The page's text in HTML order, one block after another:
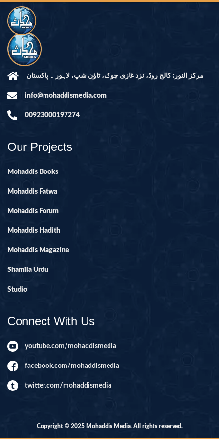
مرکز النور: کالج روڈ، نزد غازی چوک، ٹاؤن شپ، لاہور ۔ پاکستان
info@mohaddismedia.com
00923000197274
Our Projects
Mohaddis Books
Mohaddis Fatwa
Mohaddis Forum
Mohaddis Hadith
Mohaddis Magazine
Shamila Urdu
Studio
Connect With Us
youtube.com/mohaddismedia
facebook.com/mohaddismedia
twitter.com/mohaddismedia
Copyright © 2025 Mohaddis Media. All rights reserved.